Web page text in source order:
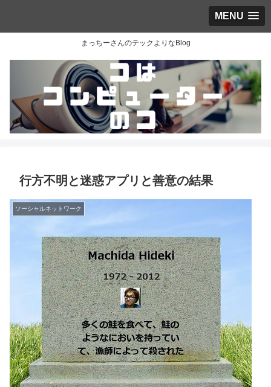
MENU
まっちーさんのテックよりなBlog
行方不明と迷惑アプリと善意の結果
ソーシャルネットワーク